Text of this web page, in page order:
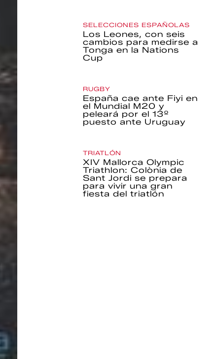
SELECCIONES ESPAÑOLAS
Los Leones, con seis
cambios para medirse a
Tonga en la Nations
Cup
RUGBY
España cae ante Fiyi en
el Mundial M20 y
peleará por el 13º
puesto ante Uruguay
TRIATLÓN
XIV Mallorca Olympic
Triathlon: Colònia de
Sant Jordi se prepara
para vivir una gran
fiesta del triatlón